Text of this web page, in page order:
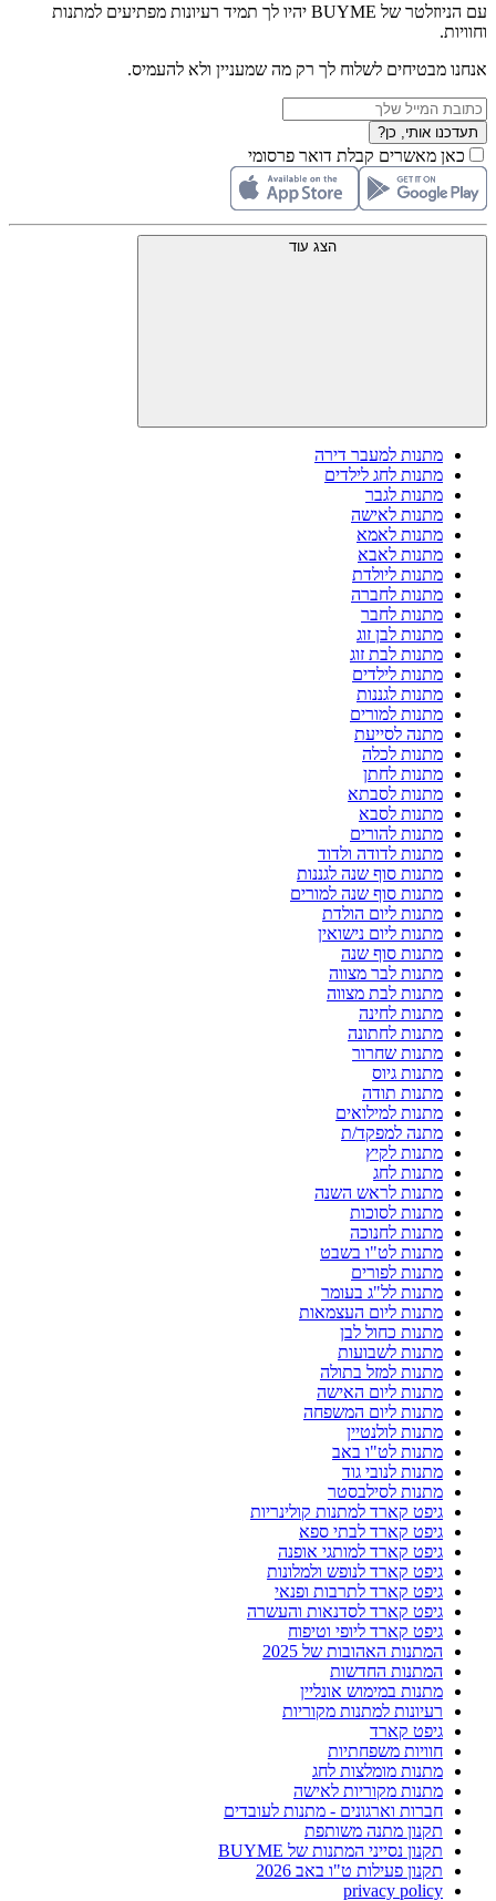
עם הניוזלטר של BUYME יהיו לך תמיד רעיונות מפתיעים למתנות
וחוויות.
אנחנו מבטיחים לשלוח לך רק מה שמעניין ולא להעמיס.
תעדכנו אותי, כן?
כאן מאשרים קבלת דואר פרסומי
הצג עוד
מתנות למעבר דירה
מתנות לחג לילדים
מתנות לגבר
מתנות לאישה
מתנות לאמא
מתנות לאבא
מתנות ליולדת
מתנות לחברה
מתנות לחבר
מתנות לבן זוג
מתנות לבת זוג
מתנות לילדים
מתנות לגננות
מתנות למורים
מתנה לסייעת
מתנות לכלה
מתנות לחתן
מתנות לסבתא
מתנות לסבא
מתנות להורים
מתנות לדודה ולדוד
מתנות סוף שנה לגננות
מתנות סוף שנה למורים
מתנות ליום הולדת
מתנות ליום נישואין
מתנות סוף שנה
מתנות לבר מצווה
מתנות לבת מצווה
מתנות לחינה
מתנות לחתונה
מתנות שחרור
מתנות גיוס
מתנות תודה
מתנות למילואים
מתנה למפקד/ת
מתנות לקיץ
מתנות לחג
מתנות לראש השנה
מתנות לסוכות
מתנות לחנוכה
מתנות לט"ו בשבט
מתנות לפורים
מתנות לל"ג בעומר
מתנות ליום העצמאות
מתנות כחול לבן
מתנות לשבועות
מתנות למזל בתולה
מתנות ליום האישה
מתנות ליום המשפחה
מתנות לולנטיין
מתנות לט"ו באב
מתנות לנובי גוד
מתנות לסילבסטר
גיפט קארד למתנות קולינריות
גיפט קארד לבתי ספא
גיפט קארד למותגי אופנה
גיפט קארד לנופש ולמלונות
גיפט קארד לתרבות ופנאי
גיפט קארד לסדנאות והעשרה
גיפט קארד ליופי וטיפוח
המתנות האהובות של 2025
המתנות החדשות
מתנות במימוש אונליין
רעיונות למתנות מקוריות
גיפט קארד
חוויות משפחתיות
מתנות מומלצות לחג
מתנות מקוריות לאישה
חברות וארגונים - מתנות לעובדים
תקנון מתנה משותפת
תקנון נסייני המתנות של BUYME
תקנון פעילות ט"ו באב 2026
privacy policy